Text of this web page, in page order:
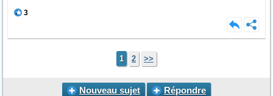
3
1 2 >>
Nouveau sujet Répondre